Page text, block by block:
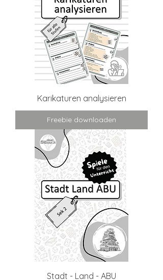
Karikaturen analysieren
Freebie downloaden
Stadt - Land - ABU